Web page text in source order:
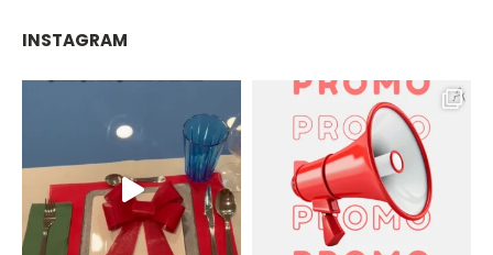
INSTAGRAM